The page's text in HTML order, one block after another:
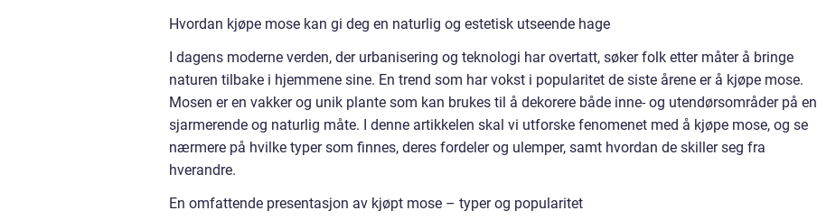
Hvordan kjøpe mose kan gi deg en naturlig og estetisk utseende hage
I dagens moderne verden, der urbanisering og teknologi har overtatt, søker folk etter måter å bringe
naturen tilbake i hjemmene sine. En trend som har vokst i popularitet de siste årene er å kjøpe mose.
Mosen er en vakker og unik plante som kan brukes til å dekorere både inne- og utendørsområder på en
sjarmerende og naturlig måte. I denne artikkelen skal vi utforske fenomenet med å kjøpe mose, og se
nærmere på hvilke typer som finnes, deres fordeler og ulemper, samt hvordan de skiller seg fra
hverandre.
En omfattende presentasjon av kjøpt mose – typer og popularitet